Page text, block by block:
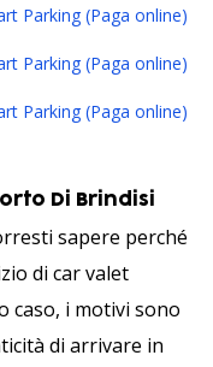
Parking (Paga online)
Parking (Paga online)
Parking (Paga online)
Di Brindisi
sapere perché
di car valet
caso, i motivi sono
di arrivare in